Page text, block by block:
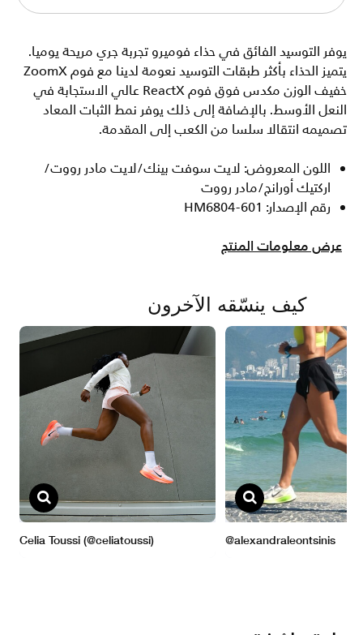
يوفر التوسيد الفائق في حذاء فوميرو تجربة جري مريحة يوميا.
يتميز الحذاء بأكثر طبقات التوسيد نعومة لدينا مع فوم ZoomX
خفيف الوزن مكدس فوق فوم ReactX عالي الاستجابة في
النعل الأوسط. بالإضافة إلى ذلك يوفر نمط الثبات المعاد
تصميمه انتقالا سلسا من الكعب إلى المقدمة.
اللون المعروض: لايت سوفت بينك/لايت مادر رووت/
اركتيك أورانج/مادر رووت
رقم الإصدار: HM6804-601
عرض معلومات المنتج